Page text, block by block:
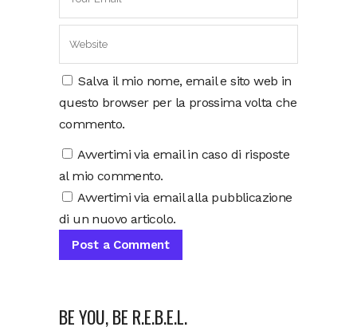
Salva il mio nome, email e sito web in
questo browser per la prossima volta che
commento.
Avvertimi via email in caso di risposte
al mio commento.
Avvertimi via email alla pubblicazione
di un nuovo articolo.
BE YOU, BE R.E.B.E.L.